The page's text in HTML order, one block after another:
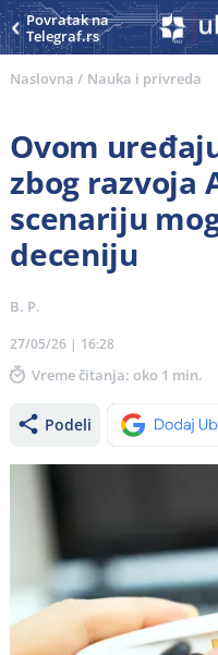
Povratak na
Telegraf.rs
Naslovna / Nauka i privreda
Ovom
zbog razvoja
scenariju
deceniju
B. P.
27/05/26 | 16:28
Vreme čitanja: oko 1 min.
Podeli